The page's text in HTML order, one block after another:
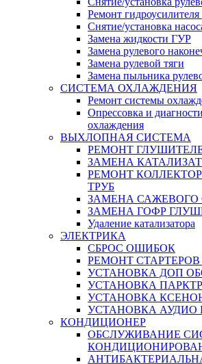
Ремонт гидроусилителя
Снятие/установка
Замена жидкости ГУР
Замена рулевого
Замена рулевой тяги
Замена пыльника
СИСТЕМА ОХЛАЖДЕНИЯ
Ремонт системы
Опрессовка и
охлаждения
ВЫХЛОПНАЯ СИСТЕМА
РЕМОНТ
ЗАМЕНА
РЕМОНТ
ТРУБ
ЗАМЕНА САЖЕВОГО
ЗАМЕНА ГОФР
Удаление катализатора
ЭЛЕКТРИКА
СБРОС ОШИБОК
РЕМОНТ СТАРТЕРОВ
УСТАНОВКА ДОП
УСТАНОВКА
УСТАНОВКА
УСТАНОВКА АУДИО
КОНДИЦИОНЕР
ОБСЛУЖИВАНИЕ